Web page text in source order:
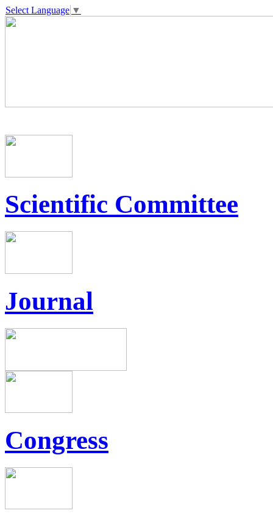
Select Language ▼
Scientific Committee
Journal
Congress